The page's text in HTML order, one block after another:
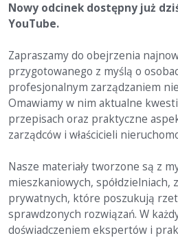
Nowy odcinek dostępny już
YouTube.
Zapraszamy do obejrzenia
przygotowanego z myślą o
profesjonalnym zarządzaniem
Omawiamy w nim aktualne
przepisach oraz praktyczne
zarządców i właścicieli
Nasze materiały tworzone są z
mieszkaniowych, spółdzielniach,
prywatnych, które poszukują
sprawdzonych rozwiązań. W
doświadczeniem ekspertów i